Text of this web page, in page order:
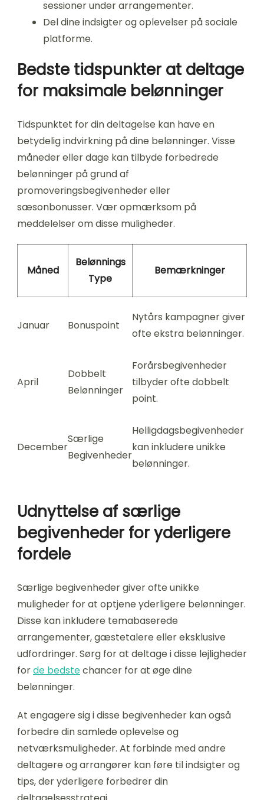
sessioner under arrangementer.
Del dine indsigter og oplevelser på sociale
platforme.
Bedste tidspunkter at deltage
for maksimale belønninger
Tidspunktet for din deltagelse kan have en
betydelig indvirkning på dine belønninger. Visse
måneder eller dage kan tilbyde forbedrede
belønninger på grund af
promoveringsbegivenheder eller
sæsonbonusser. Vær opmærksom på
meddelelser om disse muligheder.
Måned
Belønnings
Type
Bemærkninger
Januar Bonuspoint
Nytårs kampagner giver
ofte ekstra belønninger.
April
Dobbelt
Belønninger
Forårsbegivenheder
tilbyder ofte dobbelt
point.
December
Særlige
Begivenheder
Helligdagsbegivenheder
kan inkludere unikke
belønninger.
Udnyttelse af særlige
begivenheder for yderligere
fordele
Særlige begivenheder giver ofte unikke
muligheder for at optjene yderligere belønninger.
Disse kan inkludere temabaserede
arrangementer, gæstetalere eller eksklusive
udfordringer. Sørg for at deltage i disse lejligheder
forde bedstechancer for at øge dine
belønninger.
At engagere sig i disse begivenheder kan også
forbedre din samlede oplevelse og
netværksmuligheder. At forbinde med andre
deltagere og arrangører kan føre til indsigter og
tips, der yderligere forbedrer din